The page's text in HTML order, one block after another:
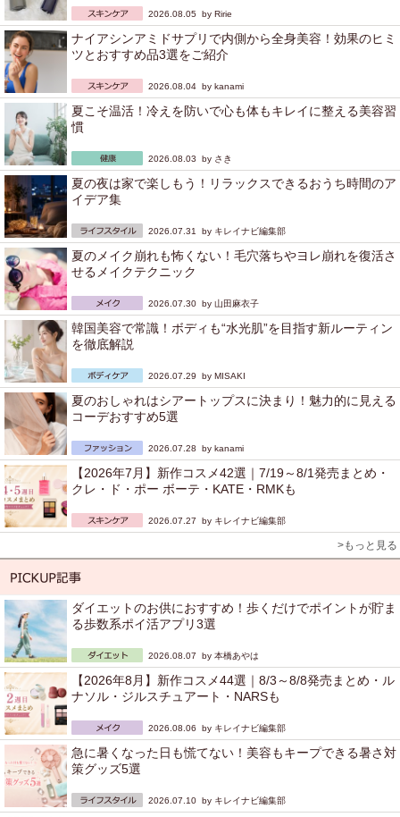
2026.08.05 by Ririe
ナイアシンアミドサプリで内側から全身美容！効果のヒミ
ツとおすすめ品3選をご紹介
2026.08.04 by kanami
夏こそ温活！冷えを防いで心も体もキレイに整える美容習
慣
2026.08.03 by さき
夏の夜は家で楽しもう！リラックスできるおうち時間のア
イデア集
2026.07.31 by キレイナビ編集部
夏のメイク崩れも怖くない！毛穴落ちやヨレ崩れを復活さ
せるメイクテクニック
2026.07.30 by 山田麻衣子
韓国美容で常識！ボディも“水光肌”を目指す新ルーティン
を徹底解説
2026.07.29 by MISAKI
夏のおしゃれはシアートップスに決まり！魅力的に見える
コーデおすすめ5選
2026.07.28 by kanami
【2026年7月】新作コスメ42選｜7/19～8/1発売まとめ・
クレ・ド・ポー ボーテ・KATE・RMKも
2026.07.27 by キレイナビ編集部
>もっと見る
ダイエットのお供におすすめ！歩くだけでポイントが貯ま
る歩数系ポイ活アプリ3選
2026.08.07 by 本橋あやは
【2026年8月】新作コスメ44選｜8/3～8/8発売まとめ・ル
ナソル・ジルスチュアート・NARSも
2026.08.06 by キレイナビ編集部
急に暑くなった日も慌てない！美容もキープできる暑さ対
策グッズ5選
2026.07.10 by キレイナビ編集部